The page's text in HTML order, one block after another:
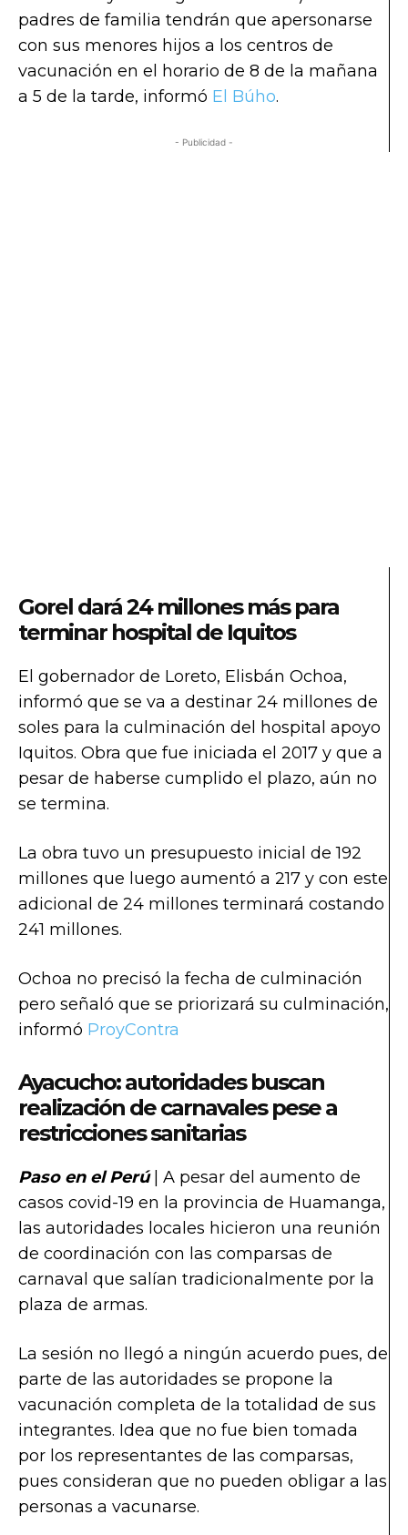
padres de familia tendrán que apersonarse
con sus menores hijos a los centros de
vacunación en el horario de 8 de la mañana
a 5 de la tarde, informó El Búho.
- Publicidad -
Gorel dará 24 millones más para
terminar hospital de Iquitos
El gobernador de Loreto, Elisbán Ochoa,
informó que se va a destinar 24 millones de
soles para la culminación del hospital apoyo
Iquitos. Obra que fue iniciada el 2017 y que a
pesar de haberse cumplido el plazo, aún no
se termina.
La obra tuvo un presupuesto inicial de 192
millones que luego aumentó a 217 y con este
adicional de 24 millones terminará costando
241 millones.
Ochoa no precisó la fecha de culminación
pero señaló que se priorizará su culminación,
informó ProyContra
Ayacucho: autoridades buscan
realización de carnavales pese a
restricciones sanitarias
Paso en el Perú| A pesar del aumento de
casos covid-19 en la provincia de Huamanga,
las autoridades locales hicieron una reunión
de coordinación con las comparsas de
carnaval que salían tradicionalmente por la
plaza de armas.
La sesión no llegó a ningún acuerdo pues, de
parte de las autoridades se propone la
vacunación completa de la totalidad de sus
integrantes. Idea que no fue bien tomada
por los representantes de las comparsas,
pues consideran que no pueden obligar a las
personas a vacunarse.